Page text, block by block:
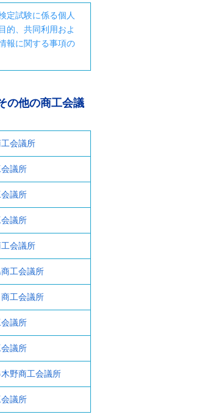
定試験に係る個人
的、共同利用およ
報に関する事項の
の他の商工会議
会議所
会議所
議所
議所
会議所
工会議所
工会議所
議所
議所
野商工会議所
議所